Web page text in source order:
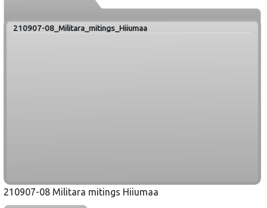
210907-08_Militara_mitings_Hiiumaa
210907-08 Militara mitings Hiiumaa